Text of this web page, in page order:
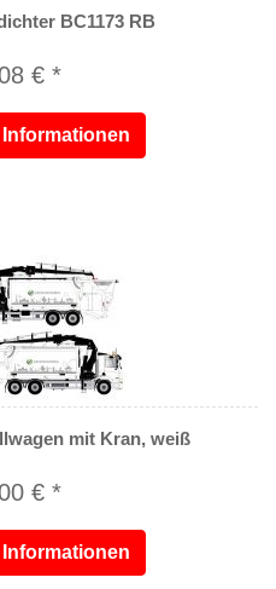
BC1173 RB
€ *
Informationen
mit Kran, weiß
€ *
Informationen